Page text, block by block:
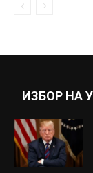
ИЗБОР НА